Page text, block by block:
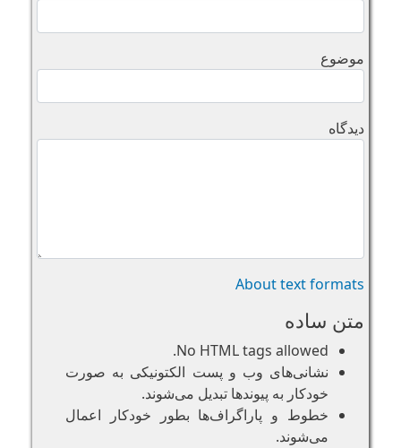
موضوع
دیدگاه
About text formats
متن ساده
No HTML tags allowed.
نشانی‌های وب و پست الکتونیکی به صورت
خودکار به پیوند‌ها تبدیل می‌شوند.
خطوط و پاراگراف‌ها بطور خودکار اعمال
می‌شوند.